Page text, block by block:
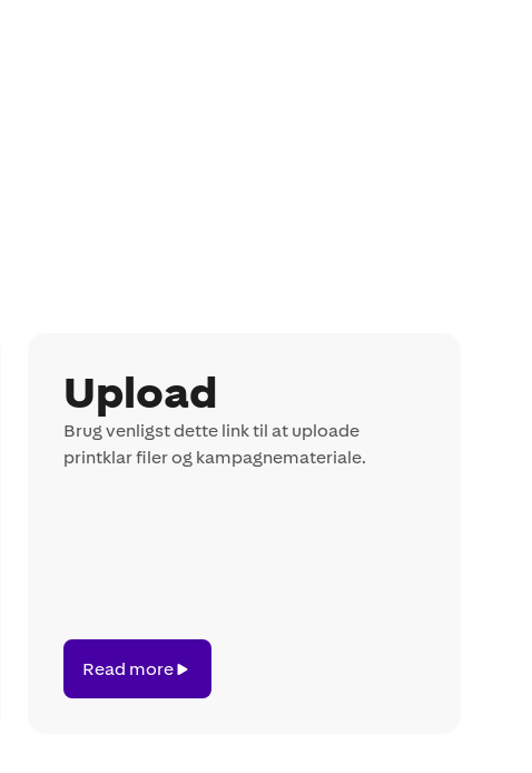
Upload
Brug venligst dette link til at uploade
printklar filer og kampagnemateriale.
more
Read more